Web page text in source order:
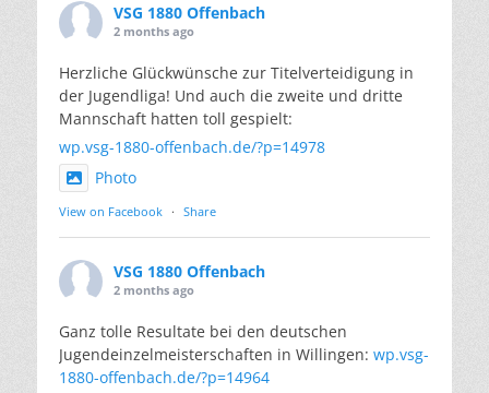
VSG 1880 Offenbach
2 months ago
Herzliche Glückwünsche zur Titelverteidigung in
der Jugendliga! Und auch die zweite und dritte
Mannschaft hatten toll gespielt:
wp.vsg-1880-offenbach.de/?p=14978
Photo
View on Facebook · Share
VSG 1880 Offenbach
2 months ago
Ganz tolle Resultate bei den deutschen
Jugendeinzelmeisterschaften in Willingen: wp.vsg-
1880-offenbach.de/?p=14964